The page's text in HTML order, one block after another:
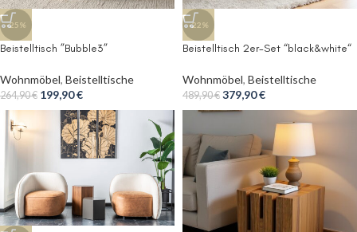
-25%
Beistelltisch ”Bubble3”
Wohnmöbel, Beistelltische
264,90€ 199,90€
-22%
Beistelltisch 2er-Set “black&white“
Wohnmöbel, Beistelltische
489,90€ 379,90€